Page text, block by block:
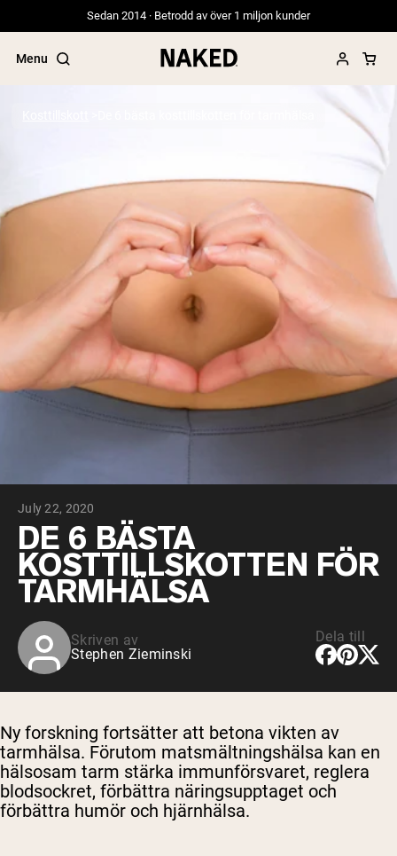
Sedan 2014 · Betrodd av över 1 miljon kunder
Menu
Populära söktermer
”Protein Powder“
”Overnight Oats“
”Vegan protein“
”Micellar Casein“
PROTEIN POWDERSBest Seller
Gräsbetat vassleprotein
Vassleisolat från gräsbetande djur
Getproteinpulver från get
Micellärt kasein
Mass Gainer
Proteinkaffe
VEGAN PROTEIN
Ärtprotein
Jordnötssmör
Fröproteinpulver
Ekologiskt risprotein
Proteindrinkar
July 22, 2020
DE 6 BÄSTA
KOSTTILLSKOTTEN FÖR
TARMHÄLSA
Skriven av
Stephen Zieminski
Dela till
Ny forskning fortsätter att betona vikten av
tarmhälsa. Förutom matsmältningshälsa kan en
hälsosam tarm stärka immunförsvaret, reglera
blodsockret, förbättra näringsupptaget och
förbättra humör och hjärnhälsa.